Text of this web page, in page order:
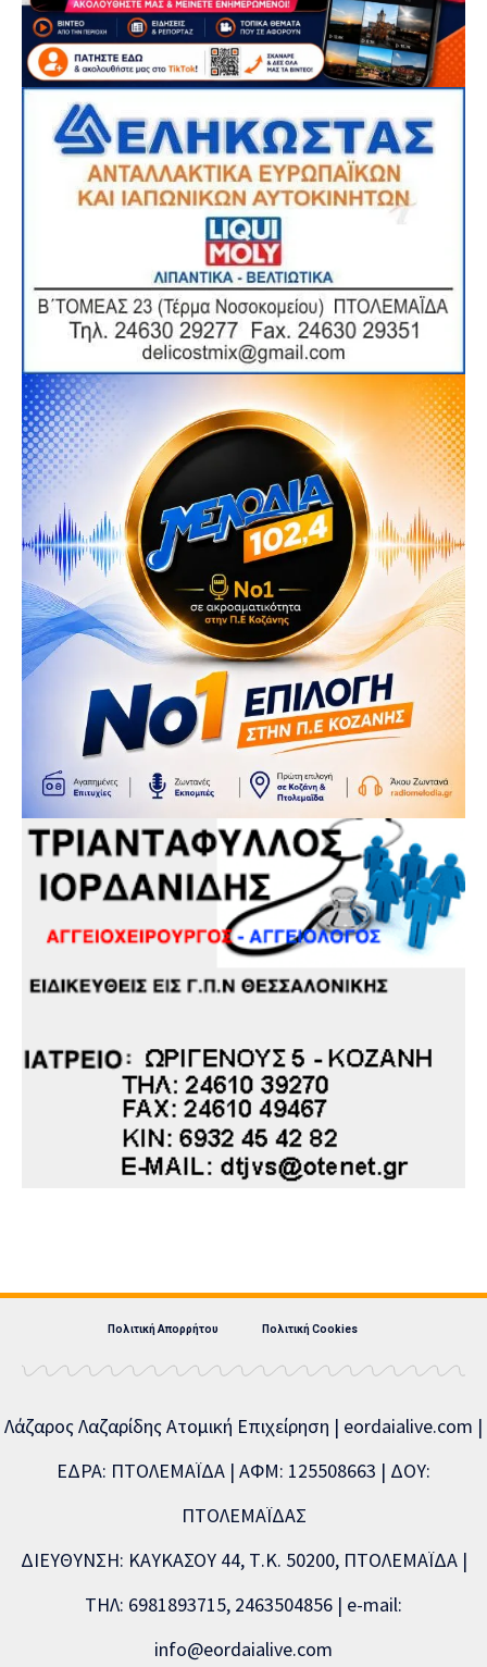
Πολιτική Απορρήτου Πολιτική Cookies
Λάζαρος Λαζαρίδης Ατομική Επιχείρηση | eordaialive.com |
ΕΔΡΑ: ΠΤΟΛΕΜΑΪΔΑ | ΑΦΜ: 125508663 | ΔΟΥ:
ΠΤΟΛΕΜΑΪΔΑΣ
ΔΙΕΥΘΥΝΣΗ: ΚΑΥΚΑΣΟΥ 44, Τ.Κ. 50200, ΠΤΟΛΕΜΑΪΔΑ |
ΤΗΛ: 6981893715, 2463504856 | e-mail:
info@eordaialive.com